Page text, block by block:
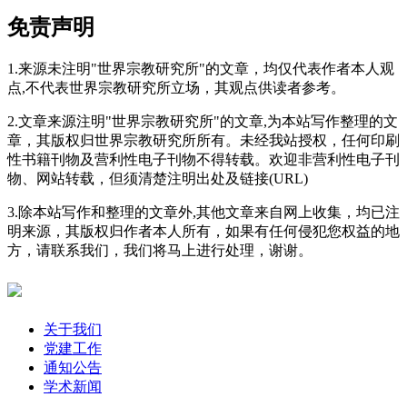
免责声明
1.来源未注明"世界宗教研究所"的文章，均仅代表作者本人观
点,不代表世界宗教研究所立场，其观点供读者参考。
2.文章来源注明"世界宗教研究所"的文章,为本站写作整理的文
章，其版权归世界宗教研究所所有。未经我站授权，任何印刷
性书籍刊物及营利性电子刊物不得转载。欢迎非营利性电子刊
物、网站转载，但须清楚注明出处及链接(URL)
3.除本站写作和整理的文章外,其他文章来自网上收集，均已注
明来源，其版权归作者本人所有，如果有任何侵犯您权益的地
方，请联系我们，我们将马上进行处理，谢谢。
关于我们
党建工作
通知公告
学术新闻